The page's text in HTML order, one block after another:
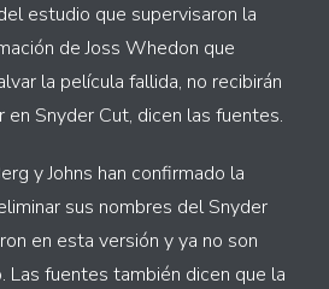
estudio que supervisaron la
de Joss Whedon que
la película fallida, no recibirán
Snyder Cut, dicen las fuentes.
y Johns han confirmado la
sus nombres del Snyder
en esta versión y ya no son
Las fuentes también dicen que la